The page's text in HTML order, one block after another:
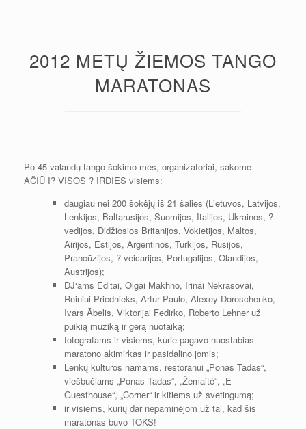
2012 METŲ ŽIEMOS TANGO
MARATONAS
Po 45 valandų tango šokimo mes, organizatoriai, sakome
AČIŪ I? VISOS ? IRDIES visiems:
daugiau nei 200 šokėjų iš 21 šalies (Lietuvos, Latvijos,
Lenkijos, Baltarusijos, Suomijos, Italijos, Ukrainos, ?
vedijos, Didžiosios Britanijos, Vokietijos, Maltos,
Airijos, Estijos, Argentinos, Turkijos, Rusijos,
Prancūzijos, ? veicarijos, Portugalijos, Olandijos,
Austrijos);
DJ‘ams Editai, Olgai Makhno, Irinai Nekrasovai,
Reiniui Priednieks, Artur Paulo, Alexey Doroschenko,
Ivars Ābelis, Viktorijai Fedirko, Roberto Lehner už
puikią muziką ir gerą nuotaiką;
fotografams ir visiems, kurie pagavo nuostabias
maratono akimirkas ir pasidalino jomis;
Lenkų kultūros namams, restoranui „Ponas Tadas“,
viešbučiams „Ponas Tadas“, „Žemaitė“, „E-
Guesthouse“, „Corner“ ir kitiems už svetingumą;
ir visiems, kurių dar nepaminėjom už tai, kad šis
maratonas buvo TOKS!